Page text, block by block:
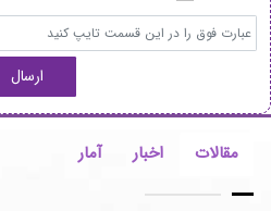
ارسال
مقالات اخبار آمار